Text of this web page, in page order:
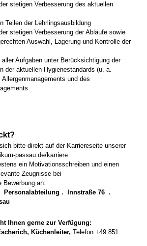
stetigen Verbesserung des aktuellen
Teilen der Lehrlingsausbildung
stetigen Verbesserung der Abläufe sowie
Auswahl, Lagerung und Kontrolle der
aller Aufgaben unter Berücksichtigung der
der aktuellen Hygienestandards (u. a.
Allergenmanagements und des
bitte direkt auf der Karriereseite unserer
passau.de/karriere
ein Motivationsschreiben und einen
Zeugnisse bei
Bewerbung an:
Personalabteilung . Innstraße 76 .
Ihnen gerne zur Verfügung:
Küchenleiter, Telefon +49 851